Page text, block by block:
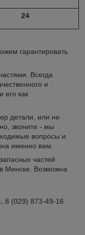
24
гарантировать
Всегда
и
его как
детали, или не
звоните - мы
вопросы и
именно вам.
частей
Минске. Возможна
8 (029) 873-49-16